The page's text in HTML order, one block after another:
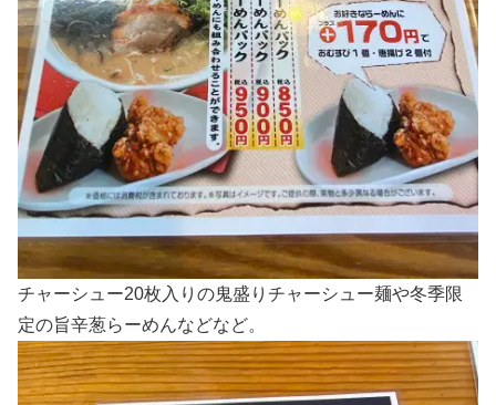
チャーシュー20枚入りの鬼盛りチャーシュー麺や冬季限
定の旨辛葱らーめんなどなど。